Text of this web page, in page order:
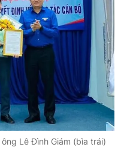
cấp ngày 24.3.2020
Báo Thanh Niên. Cấm sao
có sự chấp thuận bằng văn
JSC.
Lê Đình Giám (bìa trái)